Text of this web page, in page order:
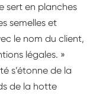
sert en planches
semelles et
le nom du client,
légales. »
s’étonne de la
de la hotte